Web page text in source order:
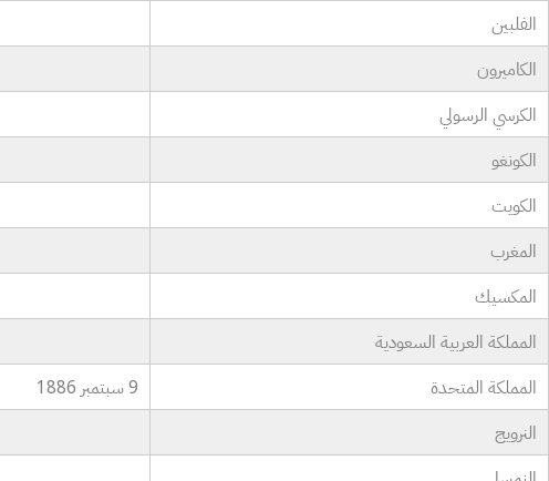
الفلبين
الكاميرون
الكرسي الرسولي
الكونغو
الكويت
المغرب
المكسيك
المملكة العربية السعودية
المملكة المتحدة
9 سبتمبر 1886
النرويج